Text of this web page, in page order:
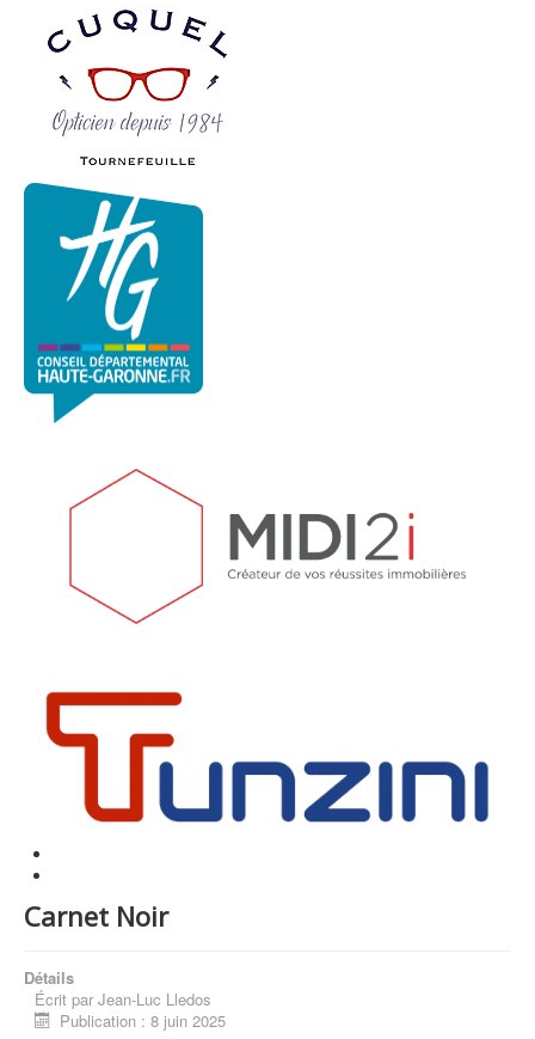
Carnet Noir
Détails
Écrit par Jean-Luc Lledos
Publication : 8 juin 2025